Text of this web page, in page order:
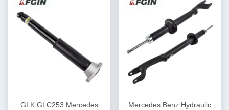
GLK GLC253 Mercedes
Mercedes Benz Hydraulic